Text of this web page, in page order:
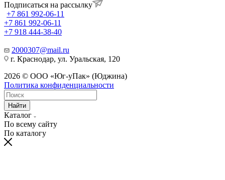
Подписаться на рассылку
+7 861 992-06-11
+7 861 992-06-11
+7 918 444-38-40
2000307@mail.ru
г. Краснодар, ул. Уральская, 120
2026 © ООО «Юг-уПак» (Юджина)
Политика конфиденциальности
Найти
Каталог
По всему сайту
По каталогу